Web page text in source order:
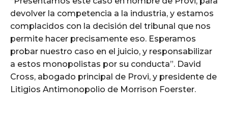
devolver la competencia a la industria, y estamos
complacidos con la decisión del tribunal que nos
permite hacer precisamente eso. Esperamos
probar nuestro caso en el juicio, y responsabilizar
a estos monopolistas por su conducta”. David
Cross, abogado principal de Provi, y presidente de
Litigios Antimonopolio de Morrison Foerster.